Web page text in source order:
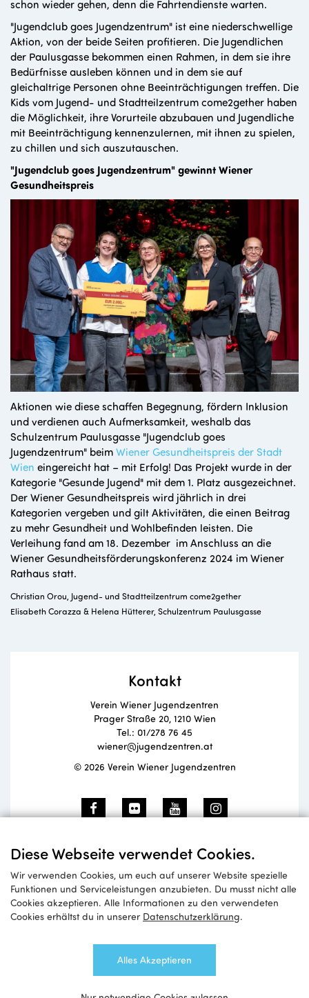
Diese Webseite verwendet Cookies.
Wir verwenden Cookies, um euch auf unserer Website spezielle
Funktionen und Serviceleistungen anzubieten. Du musst nicht alle
Cookies akzeptieren. Alle Informationen zu den verwendeten
Cookies erhältst du in unserer Datenschutzerklärung.
Alles Akzeptieren
schon wieder gehen, denn die Fahrtendienste warten.
"Jugendclub goes Jugendzentrum" ist eine niederschwellige
Aktion, von der beide Seiten profitieren. Die Jugendlichen
der Paulusgasse bekommen einen Rahmen, in dem sie ihre
Bedürfnisse ausleben können und in dem sie auf
gleichaltrige Personen ohne Beeinträchtigungen treffen. Die
Kids vom Jugend- und Stadtteilzentrum come2gether haben
die Möglichkeit, ihre Vorurteile abzubauen und Jugendliche
mit Beeinträchtigung kennenzulernen, mit ihnen zu spielen,
zu chillen und sich auszutauschen.
"Jugendclub goes Jugendzentrum" gewinnt Wiener
Gesundheitspreis
Aktionen wie diese schaffen Begegnung, fördern Inklusion
und verdienen auch Aufmerksamkeit, weshalb das
Schulzentrum Paulusgasse "Jugendclub goes
Jugendzentrum" beimWiener Gesundheitspreis der Stadt
Wien eingereicht hat – mit Erfolg! Das Projekt wurde in der
Kategorie "Gesunde Jugend" mit dem 1. Platz ausgezeichnet.
Der Wiener Gesundheitspreis wird jährlich in drei
Kategorien vergeben und gilt Aktivitäten, die einen Beitrag
zu mehr Gesundheit und Wohlbefinden leisten. Die
Verleihung fand am 18. Dezember im Anschluss an die
Wiener Gesundheitsförderungskonferenz 2024 im Wiener
Rathaus statt.
Christian Orou, Jugend- und Stadtteilzentrum come2gether
Elisabeth Corazza & Helena Hütterer, Schulzentrum Paulusgasse
Kontakt
Verein Wiener Jugendzentren
Prager Straße 20, 1210 Wien
Tel.: 01/278 76 45
wiener@jugendzentren.at
© 2026 Verein Wiener Jugendzentren
Newsletteranmeldung
Anmelden